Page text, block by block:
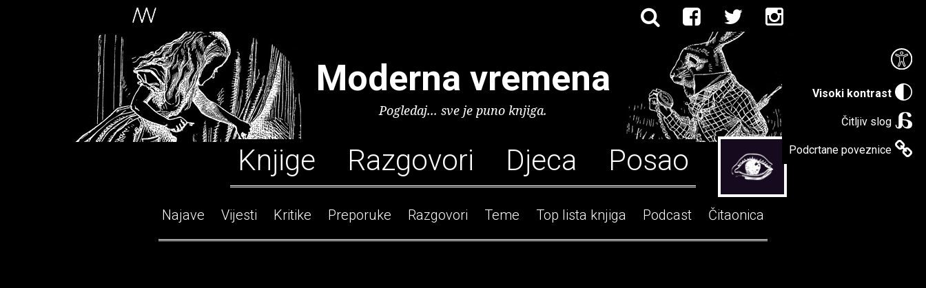
Visoki kontrast
Čitljiv slog
Podcrtane poveznice
Moderna vremena
Pogledaj... sve je puno knjiga.
Knjige Razgovori Djeca Posao
Najave Vijesti Kritike Preporuke Razgovori Teme Top lista knjiga Podcast Čitaonica